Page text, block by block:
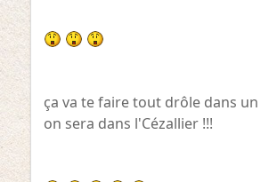
ça va te faire tout drôle dans
on sera dans l'Cézallier !!!